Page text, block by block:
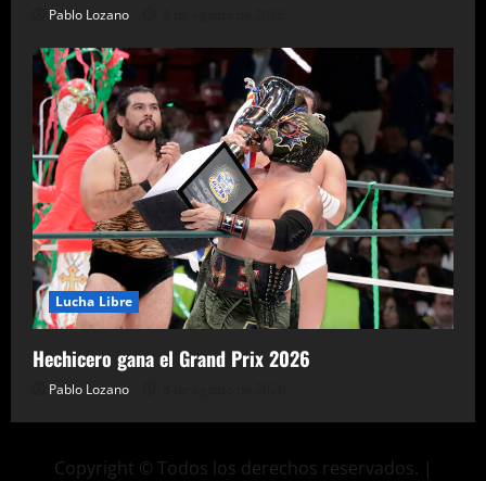
Pablo Lozano
Lucha Libre
Hechicero gana el Grand Prix 2026
Pablo Lozano
Copyright © Todos los derechos reservados. |